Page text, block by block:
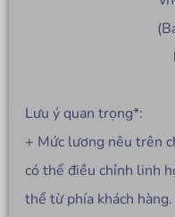
Lưu ý quan trọng*:
+ Mức lương nêu trên
có thể điều chỉnh linh
thể từ phía khách hàng.